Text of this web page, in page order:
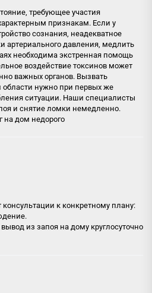
требующее участия
признакам. Если у
сознания, неадекватное
артериального давления, медлить
необходима экстренная помощь
воздействие токсинов может
важных органов. Вызвать
области нужно при первых же
ситуации. Наши специалисты
и снятие ломки немедленно.
на дом недорого
к конкретному плану:
вывод из запоя на дому круглосуточно